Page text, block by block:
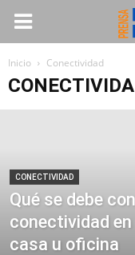
Inicio Conectividad
CONECTIVIDAD
Qué se debe
conectividad
casa u oficina